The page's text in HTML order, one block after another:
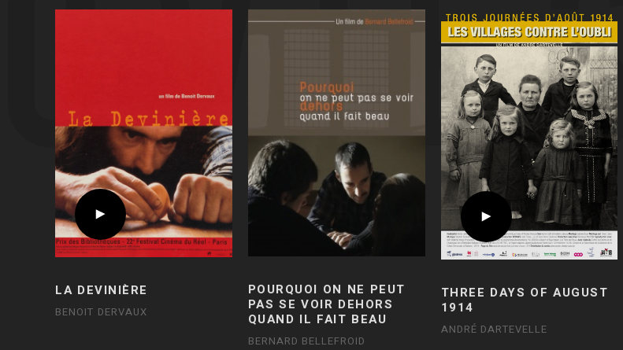
LA DEVINIÈRE
BENOIT DERVAUX
POURQUOI ON NE PEUT
PAS SE VOIR DEHORS
QUAND IL FAIT BEAU
BERNARD BELLEFROID
THREE DAYS OF AUGUST
1914
ANDRÉ DARTEVELLE